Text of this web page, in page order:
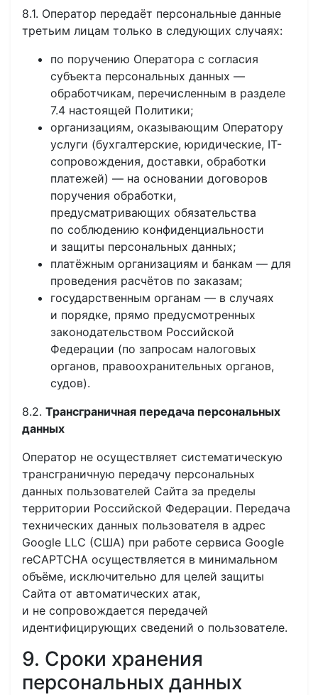
8.1. Оператор передаёт персональные данные
третьим лицам только в следующих случаях:
по поручению Оператора с согласия
субъекта персональных данных —
обработчикам, перечисленным в разделе
7.4 настоящей Политики;
организациям, оказывающим Оператору
услуги (бухгалтерские, юридические, IT-
сопровождения, доставки, обработки
платежей) — на основании договоров
поручения обработки,
предусматривающих обязательства
по соблюдению конфиденциальности
и защиты персональных данных;
платёжным организациям и банкам — для
проведения расчётов по заказам;
государственным органам — в случаях
и порядке, прямо предусмотренных
законодательством Российской
Федерации (по запросам налоговых
органов, правоохранительных органов,
судов).
8.2. Трансграничная передача персональных
данных
Оператор не осуществляет систематическую
трансграничную передачу персональных
данных пользователей Сайта за пределы
территории Российской Федерации. Передача
технических данных пользователя в адрес
Google LLC (США) при работе сервиса Google
reCAPTCHA осуществляется в минимальном
объёме, исключительно для целей защиты
Сайта от автоматических атак,
и не сопровождается передачей
идентифицирующих сведений о пользователе.
9. Сроки хранения
персональных данных